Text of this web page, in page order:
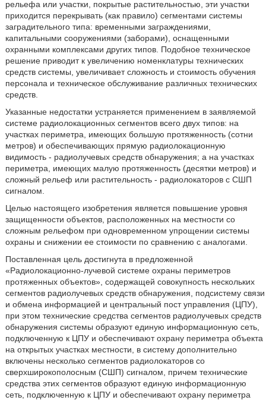
рельефа или участки, покрытые растительностью, эти участки
приходится перекрывать (как правило) сегментами системы
заградительного типа: временными заграждениями,
капитальными сооружениями (заборами), оснащенными
охранными комплексами других типов. Подобное техническое
решение приводит к увеличению номенклатуры технических
средств системы, увеличивает сложность и стоимость обучения
персонала и техническое обслуживание различных технических
средств.
Указанные недостатки устраняется применением в заявляемой
системе радиолокационных сегментов всего двух типов: на
участках периметра, имеющих большую протяженность (сотни
метров) и обеспечивающих прямую радиолокационную
видимость - радиолучевых средств обнаружения; а на участках
периметра, имеющих малую протяженность (десятки метров) и
сложный рельеф или растительность - радиолокаторов с СШП
сигналом.
Целью настоящего изобретения является повышение уровня
защищенности объектов, расположенных на местности со
сложным рельефом при одновременном упрощении системы
охраны и снижении ее стоимости по сравнению с аналогами.
Поставленная цель достигнута в предложенной
«Радиолокационно-лучевой системе охраны периметров
протяженных объектов», содержащей совокупность нескольких
сегментов радиолучевых средств обнаружения, подсистему связи
и обмена информацией и центральный пост управления (ЦПУ),
при этом технические средства сегментов радиолучевых средств
обнаружения системы образуют единую информационную сеть,
подключенную к ЦПУ и обеспечивают охрану периметра объекта
на открытых участках местности, в систему дополнительно
включены несколько сегментов радиолокаторов со
сверхширокополосным (СШП) сигналом, причем технические
средства этих сегментов образуют единую информационную
сеть, подключенную к ЦПУ и обеспечивают охрану периметра